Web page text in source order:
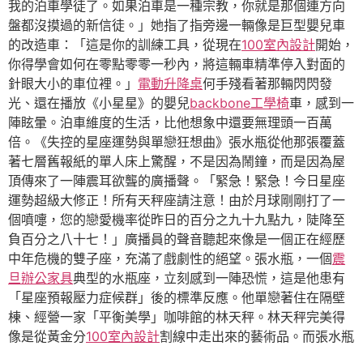
我的泊車學徒了。如果泊車是一種宗教，你就是那個連方向
盤都沒摸過的新信徒。」她指了指旁邊一輛像是巨型嬰兒車
的改造車：「這是你的訓練工具，從現在100室內設計開始，
你得學會如何在零點零零一秒內，將這輛車精準停入對面的
針眼大小的車位裡。」 電動升降桌何手殘看著那輛閃閃發
光、還在播放《小星星》的嬰兒backbone工學椅車，感到一
陣眩暈。泊車維度的生活，比他想象中還要無理頭一百萬
倍。《失控的星座運勢與單戀狂想曲》張水瓶從他那張覆蓋
著七層舊報紙的單人床上驚醒，不是因為鬧鐘，而是因為屋
頂傳來了一陣震耳欲聾的廣播聲。「緊急！緊急！今日星座
運勢超級大修正！所有天秤座請注意！由於月球剛剛打了一
個噴嚏，您的戀愛機率從昨日的百分之九十九點九，陡降至
負百分之八十七！」廣播員的聲音聽起來像是一個正在經歷
中年危機的雙子座，充滿了戲劇性的絕望。張水瓶，一個震
旦辦公家具典型的水瓶座，立刻感到一陣恐慌，這是他患有
「星座預報壓力症候群」後的標準反應。他單戀著住在隔壁
棟、經營一家「平衡美學」咖啡館的林天秤。林天秤完美得
像是從黃金分100室內設計割線中走出來的藝術品。而張水瓶